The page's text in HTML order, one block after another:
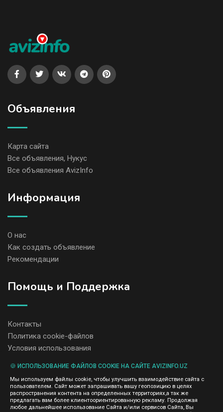
Объявления
Карта сайта
Все объявления, Нукус
Все объявления AvizInfo
Информация
О нас
Как создать объявление
Рекомендации
Помощь и Поддержка
Контакты
Политика cookie-файлов
Условия использования
содержание размещенных объявлений.
Мы ценим конфиденциальность наших пользователей. Мы не
передаем и не продаем личную информацию зарегистрированных
пользователей AvizInfo.uz третьим лицам. Мы не отвечаем за
🍪 ИСПОЛЬЗОВАНИЕ ФАЙЛОВ COOKIE НА САЙТЕ AVIZINFO.UZ
Мы используем файлы cookie, чтобы улучшить взаимодействие сайта с
пользователем. Сайт может запрашивать вашу геопозицию в целях
распространения контента на определенных территориях,а так же
предлагать вам более клиентоориентированную рекламу. Продолжая
любое дальнейшее использование Сайта и/или сервисов Сайта, Вы